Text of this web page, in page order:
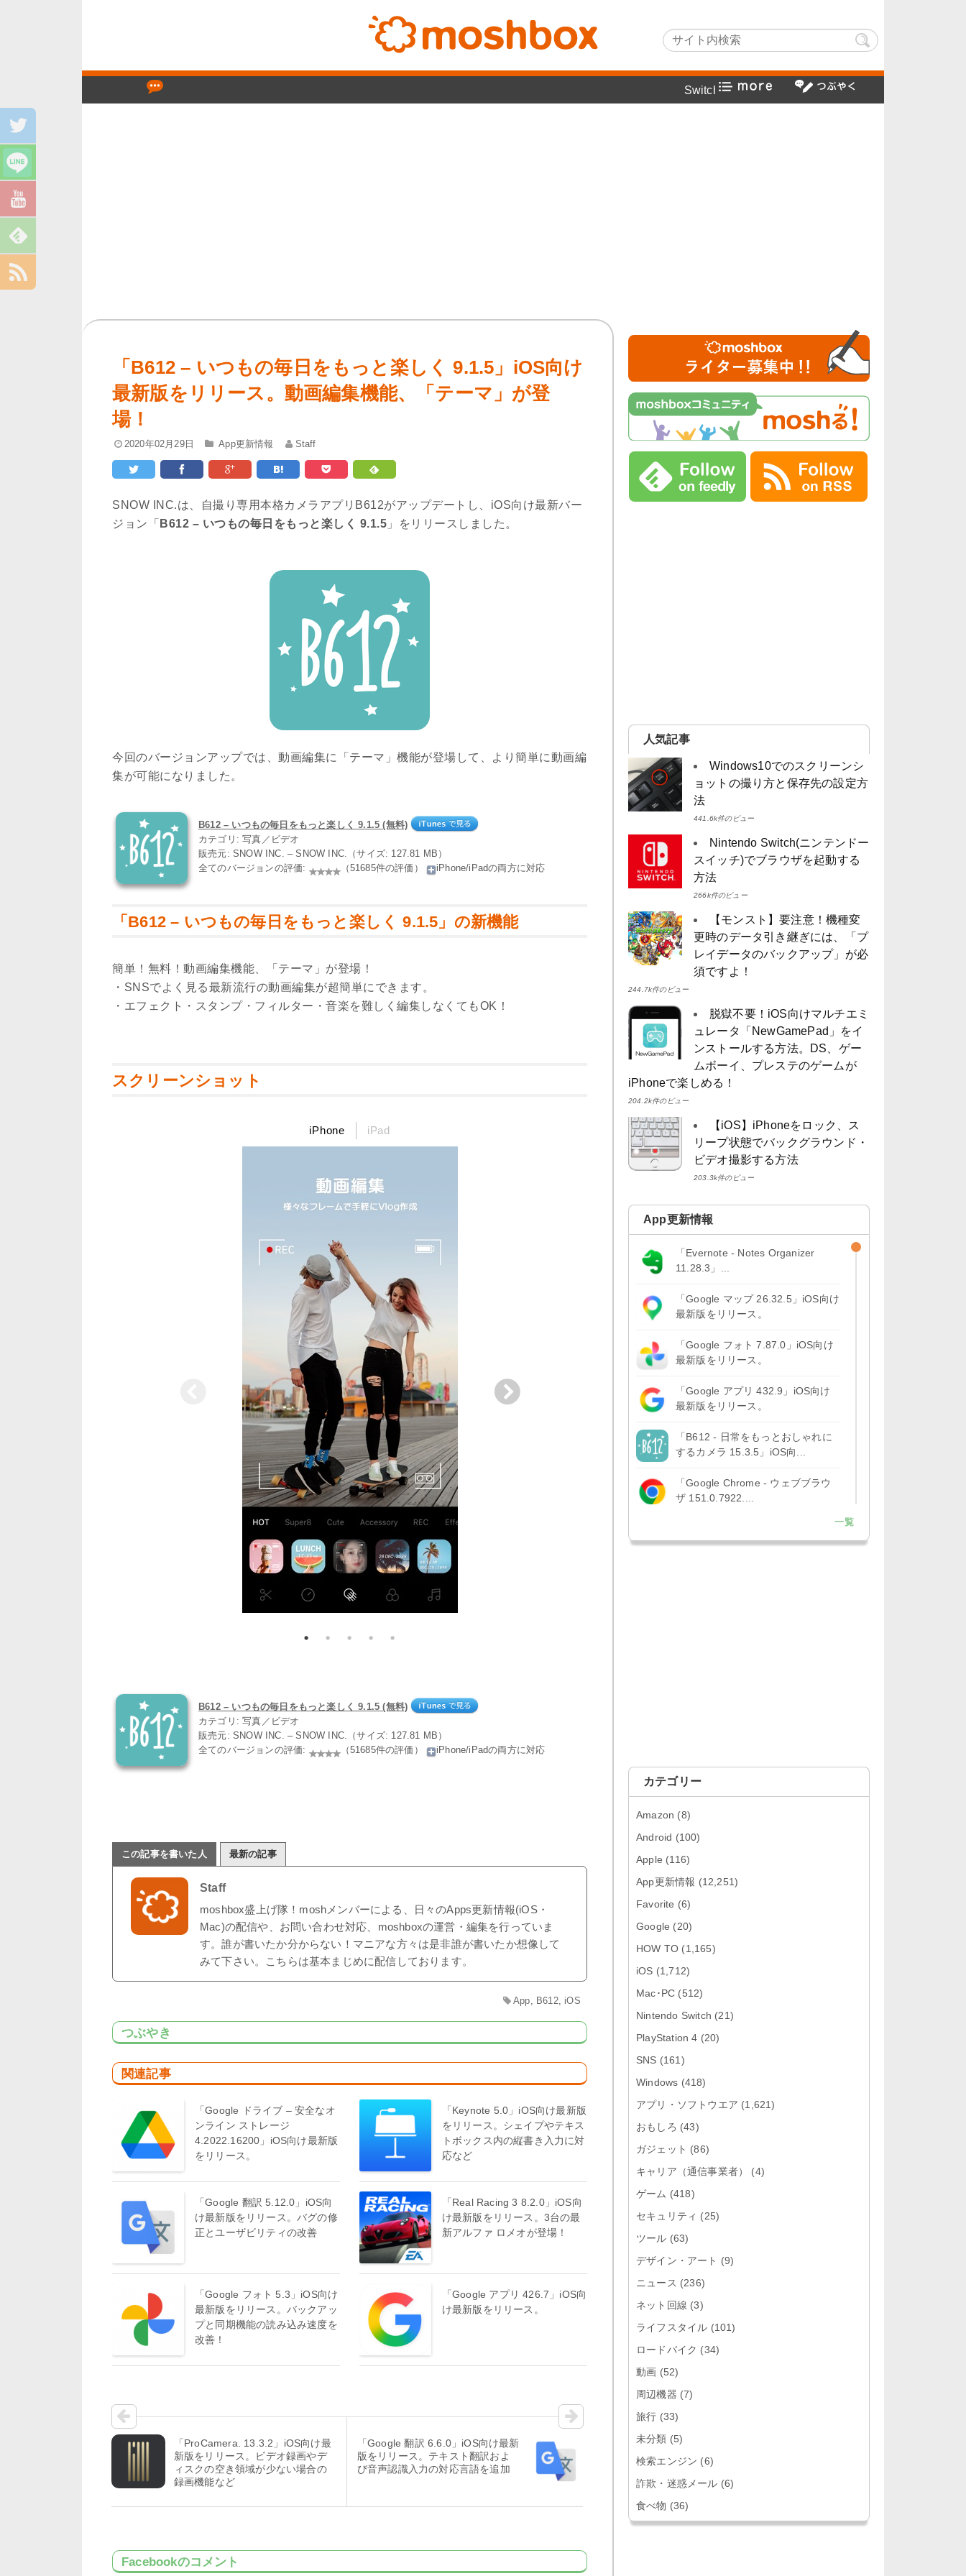
SwitchLightでヤフー検索方法
「B612 – いつもの毎日をもっと楽しく 9.1.5」iOS向け
最新版をリリース。動画編集機能、「テーマ」が登
場！
2020年02月29日 App更新情報 Staff
SNOW INC.は、自撮り専用本格カメラアプリB612がアップデートし、iOS向け最新バー
ジョン「 B612 – いつもの毎日をもっと楽しく 9.1.5 」をリリースしました。
今回のバージョンアップでは、動画編集に「テーマ」機能が登場して、より簡単に動画編
集が可能になりました。
B612 – いつもの毎日をもっと楽しく 9.1.5 (無料)
カテゴリ: 写真／ビデオ
販売元: SNOW INC. – SNOW INC.（サイズ: 127.81 MB）
全てのバージョンの評価:
（51685件の評価） iPhone/iPadの両方に対応
「B612 – いつもの毎日をもっと楽しく 9.1.5」の新機能
簡単！無料！動画編集機能、「テーマ」が登場！
・SNSでよく見る最新流行の動画編集が超簡単にできます。
・エフェクト・スタンプ・フィルター・音楽を難しく編集しなくてもOK！
スクリーンショット
iPhone iPad
B612 – いつもの毎日をもっと楽しく 9.1.5 (無料)
カテゴリ: 写真／ビデオ
販売元: SNOW INC. – SNOW INC.（サイズ: 127.81 MB）
全てのバージョンの評価:
（51685件の評価） iPhone/iPadの両方に対応
この記事を書いた人 最新の記事
Staff
moshbox盛上げ隊！moshメンバーによる、日々のApps更新情報(iOS・
Mac)の配信や、お問い合わせ対応、moshboxの運営・編集を行っていま
す。誰が書いたか分からない！マニアな方々は是非誰が書いたか想像して
みて下さい。こちらは基本まじめに配信しております。
App B612, iOS
つぶやき
関連記事
「Google ドライブ – 安全なオ
ンライン ストレージ
4.2022.16200」iOS向け最新版
をリリース。
「Keynote 5.0」iOS向け最新版
をリリース。シェイプやテキス
トボックス内の縦書き入力に対
応など
「Google 翻訳 5.12.0」iOS向
け最新版をリリース。バグの修
正とユーザビリティの改善
「Real Racing 3 8.2.0」iOS向
け最新版をリリース。3台の最
新アルファ ロメオが登場！
「Google フォト 5.3」iOS向け
最新版をリリース。バックアッ
プと同期機能の読み込み速度を
改善！
「Google アプリ 426.7」iOS向
け最新版をリリース。
「ProCamera. 13.3.2」iOS向け最
新版をリリース。ビデオ録画やデ
ィスクの空き領域が少ない場合の
録画機能など
「Google 翻訳 6.6.0」iOS向け最新
版をリリース。テキスト翻訳およ
び音声認識入力の対応言語を追加
Facebookのコメント
人気記事
Windows10でのスクリーンシ
ョットの撮り方と保存先の設定方
法
441.6k件のビュー
Nintendo Switch(ニンテンドー
スイッチ)でブラウザを起動する
方法
266k件のビュー
【モンスト】要注意！機種変
更時のデータ引き継ぎには、「プ
レイデータのバックアップ」が必
須ですよ！
244.7k件のビュー
脱獄不要！iOS向けマルチエミ
ュレータ「NewGamePad」をイ
ンストールする方法。DS、ゲー
ムボーイ、プレステのゲームが
iPhoneで楽しめる！
204.2k件のビュー
【iOS】iPhoneをロック、ス
リープ状態でバックグラウンド・
ビデオ撮影する方法
203.3k件のビュー
App更新情報
「Evernote - Notes Organizer
11.28.3」...
「Google マップ 26.32.5」iOS向け
最新版をリリース。
「Google フォト 7.87.0」iOS向け
最新版をリリース。
「Google アプリ 432.9」iOS向け
最新版をリリース。
「B612 - 日常をもっとおしゃれに
するカメラ 15.3.5」iOS向...
「Google Chrome - ウェブブラウ
ザ 151.0.7922....
向け最新版を...
向け最新版を...
最新版をリリース。
版をリリース。AIプロ...
イバル 26.40」iOS向...
「Google Chrome - ウェブブラウ
ザ 151.0.7922....
「Microsoft Outlook 5.2630.0」iOS
「Google カレンダー 26.29.4」iOS
「Instagram 441.0.0」iOS向け最新
「Google ドライブ - 安全なオンラ
一覧
カテゴリー
Amazon (8)
Android (100)
Apple (116)
App更新情報 (12,251)
Favorite (6)
Google (20)
HOW TO (1,165)
iOS (1,712)
Mac･PC (512)
Nintendo Switch (21)
PlayStation 4 (20)
SNS (161)
Windows (418)
アプリ・ソフトウエア (1,621)
おもしろ (43)
ガジェット (86)
キャリア（通信事業者）
(4)
ゲーム (418)
セキュリティ (25)
ツール (63)
デザイン・アート (9)
ニュース (236)
ネット回線 (3)
ライフスタイル (101)
ロードバイク (34)
動画 (52)
周辺機器 (7)
旅行 (33)
未分類 (5)
検索エンジン (6)
詐欺・迷惑メール (6)
食べ物 (36)